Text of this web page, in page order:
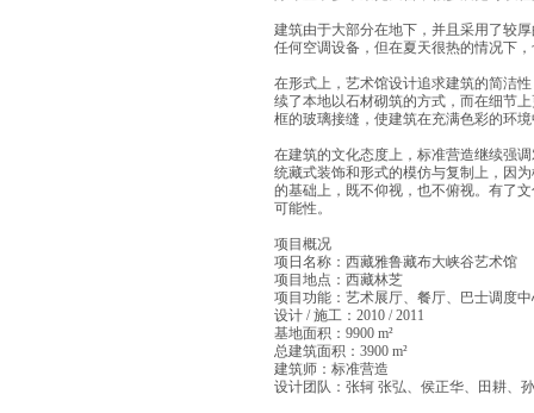
建筑由于大部分在地下，并且采用了较
任何空调设备，但在夏天很热的情况下
在形式上，艺术馆设计追求建筑的简洁
续了本地以石材砌筑的方式，而在细节
框的玻璃接缝，使建筑在充满色彩的环
在建筑的文化态度上，标准营造继续强
统藏式装饰和形式的模仿与复制上，因
的基础上，既不仰视，也不俯视。有了
可能性。
项目概况
项日名称：西藏雅鲁藏布大峡谷艺术馆
项目地点：西藏林芝
项目功能：艺术展厅、餐厅、巴士调度
设计 / 施工：2010 / 2011
基地面积：9900 m²
总建筑面积：3900 m²
建筑师：标准营造
设计团队：张轲 张弘、侯正华、田耕、